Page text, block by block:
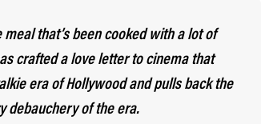
that’s been cooked with a lot of
crafted a love letter to cinema that
era of Hollywood and pulls back the
debauchery of the era.